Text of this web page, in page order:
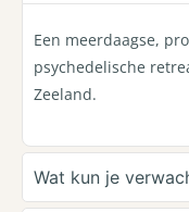
Een meerdaagse,
psychedelische
Zeeland.
Wat kun je